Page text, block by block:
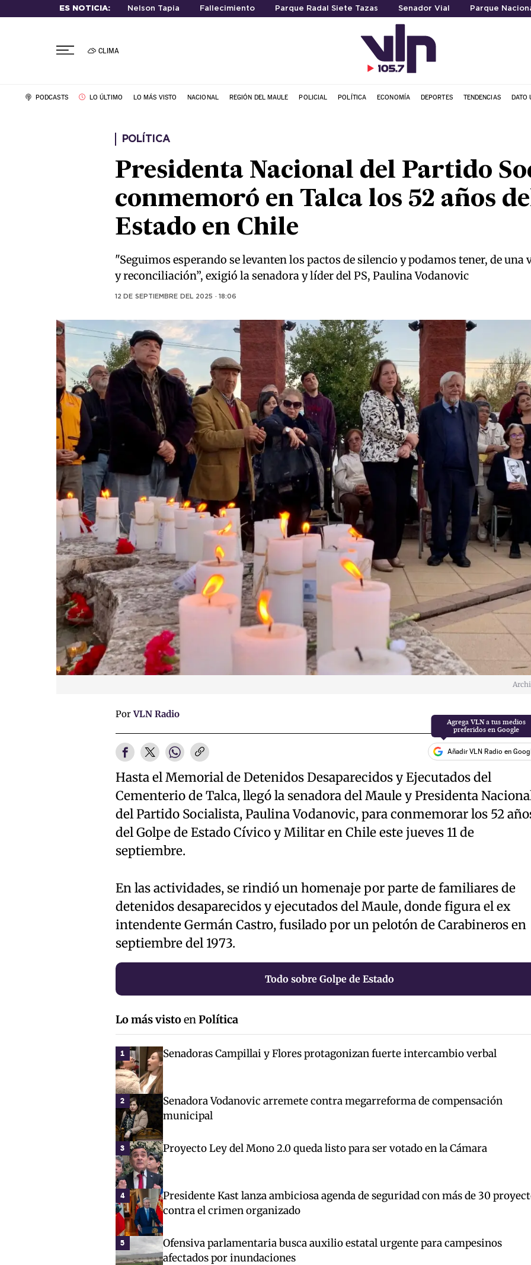
ES NOTICIA: Nelson Tapia Fallecimiento Parque Radal Siete Tazas Senador Vial Parque
CLIMA
PODCASTS LO ÚLTIMO LO MÁS VISTO NACIONAL REGIÓN DEL MAULE POLICIAL POLÍTICA ECONOMÍA DEPORTES TENDENCIAS DATO
POLÍTICA
Presidenta Nacional del Partido
conmemoró en Talca los 52 años
Estado en Chile
"Seguimos esperando se levanten los pactos de silencio y podamos tener, de
y reconciliación”, exigió la senadora y líder del PS, Paulina Vodanovic
12 DE SEPTIEMBRE DEL 2025 · 18:06
PorVLN Radio
Añadir VLN Radio en
Hasta el Memorial de Detenidos Desaparecidos y Ejecutados del
Cementerio de Talca, llegó la senadora del Maule y Presidenta
del Partido Socialista, Paulina Vodanovic, para conmemorar los 52
del Golpe de Estado Cívico y Militar en Chile este jueves 11 de
septiembre.
En las actividades, se rindió un homenaje por parte de familiares de
detenidos desaparecidos y ejecutados del Maule, donde figura el ex
intendente Germán Castro, fusilado por un pelotón de Carabineros en
septiembre del 1973.
Todo sobre Golpe de Estado
Lo más vistoenPolítica
1 Senadoras Campillai y Flores protagonizan fuerte intercambio verbal
2
Senadora Vodanovic arremete contra megarreforma de compensación
municipal
3 Proyecto Ley del Mono 2.0 queda listo para ser votado en la Cámara
4
Presidente Kast lanza ambiciosa agenda de seguridad con más de 30
contra el crimen organizado
5
Ofensiva parlamentaria busca auxilio estatal urgente para campesinos
afectados por inundaciones